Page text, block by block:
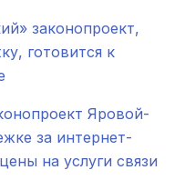
законопроект,
готовится к
Яровой-
за интернет-
на услуги связи